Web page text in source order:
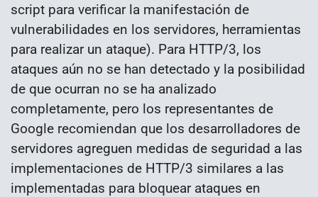
script para verificar la manifestación de
vulnerabilidades en los servidores, herramientas
para realizar un ataque). Para HTTP/3, los
ataques aún no se han detectado y la posibilidad
de que ocurran no se ha analizado
completamente, pero los representantes de
Google recomiendan que los desarrolladores de
servidores agreguen medidas de seguridad a las
implementaciones de HTTP/3 similares a las
implementadas para bloquear ataques en